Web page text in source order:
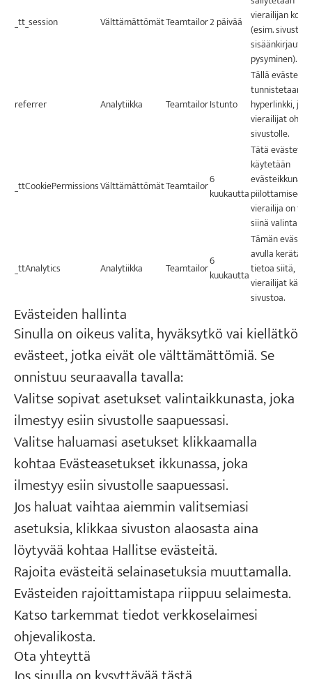
_tt_session VälttämättömätTeamtailor2 päivää vierailijan
(esim. sivustolla
pysyminen).
referrer Analytiikka TeamtailorIstunto
Tällä evästeellä
tunnistetaan
hyperlinkki, jolla
vierailijat
sivustolle.
_ttCookiePermissionsVälttämättömätTeamtailor6
kuukautta
Tätä evästettä
käytetään
evästeikkunan
piilottamiseen,
vierailija on
siinä valintansa.
_ttAnalytics Analytiikka Teamtailor6
kuukautta
Tämän
avulla kerätään
tietoa siitä,
vierailijat
sivustoa.
Evästeiden hallinta
Sinulla on oikeus valita, hyväksytkö vai kiellätkö
evästeet, jotka eivät ole välttämättömiä. Se
onnistuu seuraavalla tavalla:
Valitse sopivat asetukset valintaikkunasta, joka
ilmestyy esiin sivustolle saapuessasi.
Valitse haluamasi asetukset klikkaamalla
kohtaa Evästeasetukset ikkunassa, joka
ilmestyy esiin sivustolle saapuessasi.
Jos haluat vaihtaa aiemmin valitsemiasi
asetuksia, klikkaa sivuston alaosasta aina
löytyvää kohtaa Hallitse evästeitä.
Rajoita evästeitä selainasetuksia muuttamalla.
Evästeiden rajoittamistapa riippuu selaimesta.
Katso tarkemmat tiedot verkkoselaimesi
ohjevalikosta.
Ota yhteyttä